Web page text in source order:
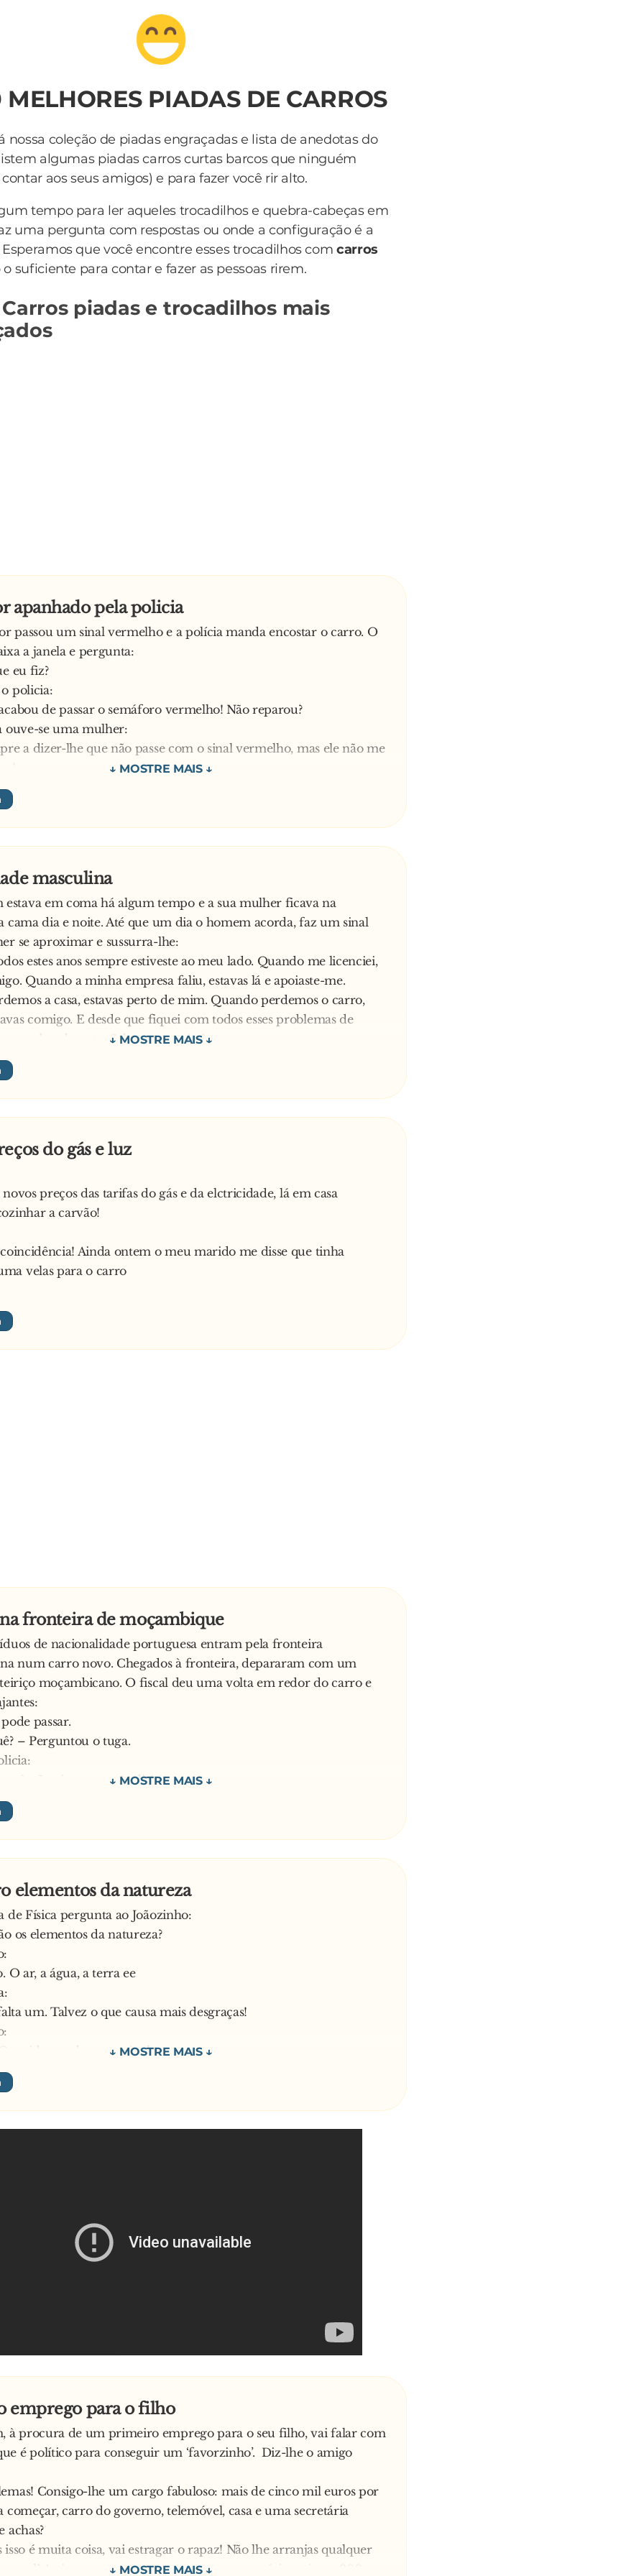
MELHORES PIADAS DE CARROS
nossa coleção de piadas engraçadas e lista de anedotas do
algumas piadas carros curtas barcos que ninguém
aos seus amigos) e para fazer você rir alto.
tempo para ler aqueles trocadilhos e quebra-cabeças em
uma pergunta com respostas ou onde a configuração é a
que você encontre esses trocadilhos comcarros
suficiente para contar e fazer as pessoas rirem.
Carros piadas e trocadilhos mais
apanhado pela policia
passou um sinal vermelho e a polícia manda encostar o carro. O
a janela e pergunta:
eu fiz?
policia:
de passar o semáforo vermelho! Não reparou?
ouve-se uma mulher:
a dizer-lhe que não passe com o sinal vermelho, mas ele não me
– Grita-lhe o marido.
que não ouve e diz:
foi apanhado por um radar a conduzir a 110 à hora, quando não
mais de 90!
no carro que não lhe diga que vá devagar, mas ele tem a mania
sabe!
— Grita-lhe novamente o marido.
fala para a mulher:
o seu marido fala-lhe sempre desta maneira?!
vai bêbado…
masculina
em coma há algum tempo e a sua mulher ficava na
cama dia e noite. Até que um dia o homem acorda, faz um sinal
se aproximar e sussurra-lhe:
estes anos sempre estiveste ao meu lado. Quando me licenciei,
Quando a minha empresa faliu, estavas lá e apoiaste-me.
a casa, estavas perto de mim. Quando perdemos o carro,
comigo. E desde que fiquei com todos esses problemas de
me abandonaste. Sabes uma coisa?
encheram-se de lágrimas:
me dá azar!
do gás e luz
preços das tarifas do gás e da elctricidade, lá em casa
a carvão!
Ainda ontem o meu marido me disse que tinha
velas para o carro
fronteira de moçambique
de nacionalidade portuguesa entram pela fronteira
num carro novo. Chegados à fronteira, depararam com um
moçambicano. O fiscal deu uma volta em redor do carro e
passar.
– Perguntou o tuga.
são cinco num Audi A4.
o viajante – Isso não tem nada a ver. Quatro é o tipo do
o senhor olhar os documentos vai ver que é um carro de cinco
interrressa – Disse o polícia – O meu chefe disse que num Audi
um absurdo! – indignou-se o tuga – Vá lá chamar o seu chefe, eu
ele.
possível, ele está muito ocupado….
o quê? – Pergunta o português.
viajantes do Fiat Uno…
elementos da natureza
de Física pergunta ao Joãozinho:
os elementos da natureza?
O ar, a água, a terra ee
um. Talvez o que causa mais desgraças!
acidentes de automóvel
emprego para o filho
à procura de um primeiro emprego para o seu filho, vai falar com
é político para conseguir um ‘favorzinho’. Diz-lhe o amigo
Consigo-lhe um cargo fabuloso: mais de cinco mil euros por
começar, carro do governo, telemóvel, casa e uma secretária
achas?
isso é muita coisa, vai estragar o rapaz! Não lhe arranjas qualquer
Assim, sem carro, nem casa, nem secretária e só uns 900